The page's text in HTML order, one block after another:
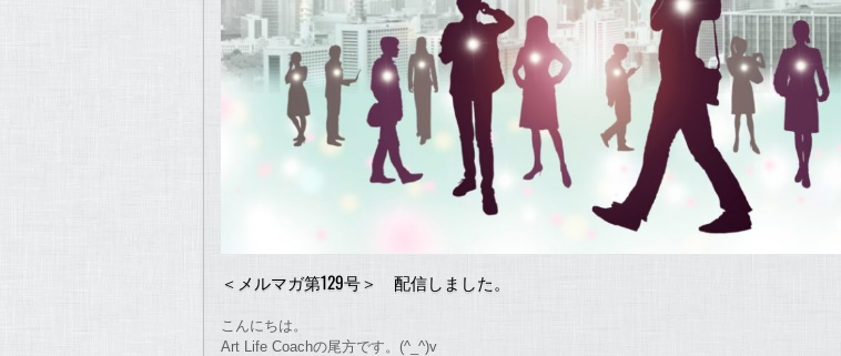
＜メルマガ第129号＞ 配信しました。
こんにちは。
Art Life Coachの尾方です。(^_^)v